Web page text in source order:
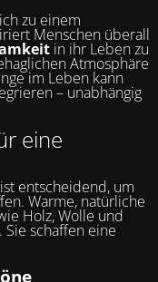
zu einem
Menschen überall
in ihr Leben zu
Atmosphäre
im Leben kann
– unabhängig
eine
entscheidend, um
Warme, natürliche
Holz, Wolle und
schaffen eine